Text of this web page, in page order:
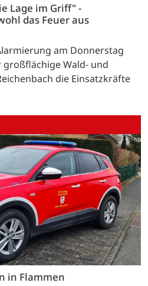
Lage im Griff" -
das Feuer aus
am Donnerstag
Wald- und
die Einsatzkräfte
in Flammen